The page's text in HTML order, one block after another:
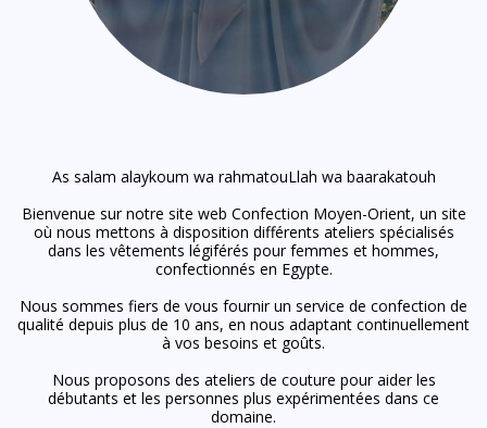
As salam alaykoum wa rahmatouLlah wa baarakatouh
Bienvenue sur notre site web Confection Moyen-Orient, un site
où nous mettons à disposition différents ateliers spécialisés
dans les vêtements légiférés pour femmes et hommes,
confectionnés en Egypte.
Nous sommes fiers de vous fournir un service de confection de
qualité depuis plus de 10 ans, en nous adaptant continuellement
à vos besoins et goûts.
Nous proposons des ateliers de couture pour aider les
débutants et les personnes plus expérimentées dans ce
domaine.